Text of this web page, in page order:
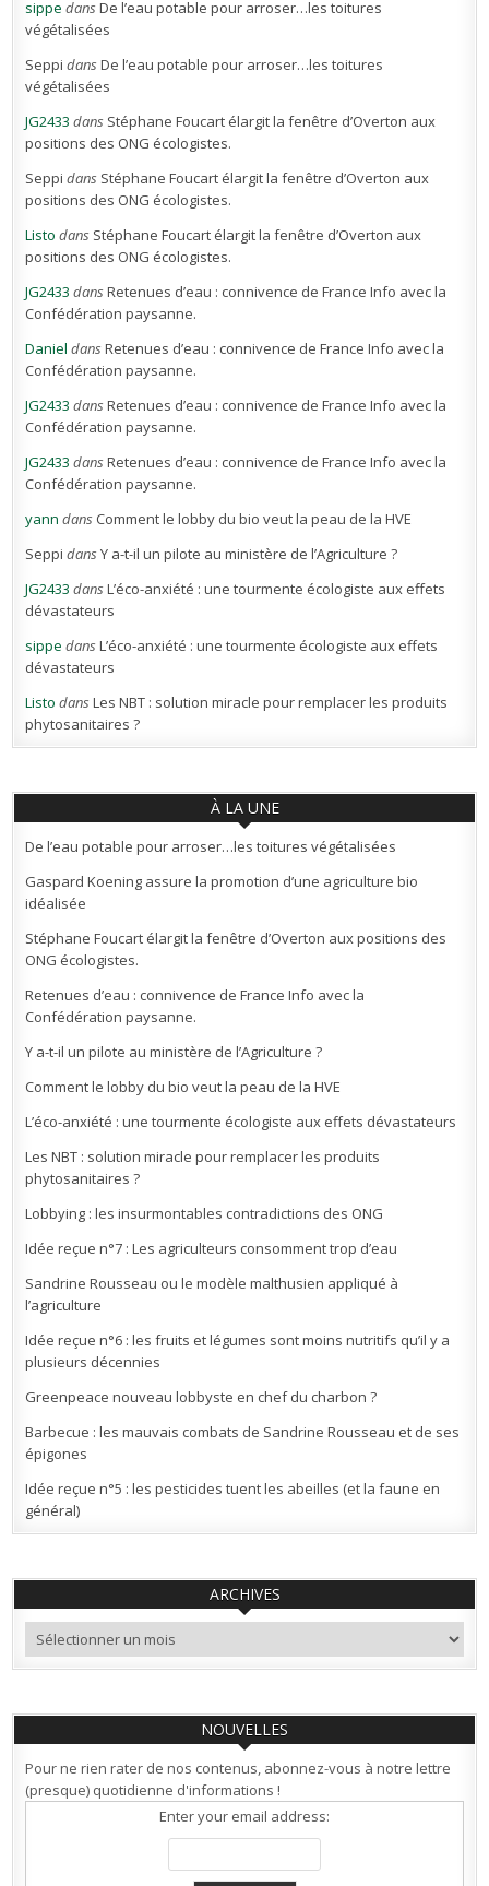
sippe dansDe l’eau potable pour arroser…les toitures
végétalisées
Seppi dansDe l’eau potable pour arroser…les toitures
végétalisées
JG2433 dans Stéphane Foucart élargit la fenêtre d’Overton aux
positions des ONG écologistes.
Seppi dans Stéphane Foucart élargit la fenêtre d’Overton aux
positions des ONG écologistes.
Listo dans Stéphane Foucart élargit la fenêtre d’Overton aux
positions des ONG écologistes.
JG2433 dansRetenues d’eau : connivence de France Info avec la
Confédération paysanne.
Daniel dansRetenues d’eau : connivence de France Info avec la
Confédération paysanne.
JG2433 dansRetenues d’eau : connivence de France Info avec la
Confédération paysanne.
JG2433 dansRetenues d’eau : connivence de France Info avec la
Confédération paysanne.
yann dans Comment le lobby du bio veut la peau de la HVE
Seppi dansY a-t-il un pilote au ministère de l’Agriculture ?
JG2433 dansL’éco-anxiété : une tourmente écologiste aux effets
dévastateurs
sippe dansL’éco-anxiété : une tourmente écologiste aux effets
dévastateurs
Listo dansLes NBT : solution miracle pour remplacer les produits
phytosanitaires ?
À LA UNE
De l’eau potable pour arroser…les toitures végétalisées
Gaspard Koening assure la promotion d’une agriculture bio
idéalisée
Stéphane Foucart élargit la fenêtre d’Overton aux positions des
ONG écologistes.
Retenues d’eau : connivence de France Info avec la
Confédération paysanne.
Y a-t-il un pilote au ministère de l’Agriculture ?
Comment le lobby du bio veut la peau de la HVE
L’éco-anxiété : une tourmente écologiste aux effets dévastateurs
Les NBT : solution miracle pour remplacer les produits
phytosanitaires ?
Lobbying : les insurmontables contradictions des ONG
Idée reçue n°7 : Les agriculteurs consomment trop d’eau
Sandrine Rousseau ou le modèle malthusien appliqué à
l’agriculture
Idée reçue n°6 : les fruits et légumes sont moins nutritifs qu’il y a
plusieurs décennies
Greenpeace nouveau lobbyste en chef du charbon ?
Barbecue : les mauvais combats de Sandrine Rousseau et de ses
épigones
Idée reçue n°5 : les pesticides tuent les abeilles (et la faune en
général)
ARCHIVES
Archives
NOUVELLES
Pour ne rien rater de nos contenus, abonnez-vous à notre lettre
(presque) quotidienne d'informations !
Enter your email address: